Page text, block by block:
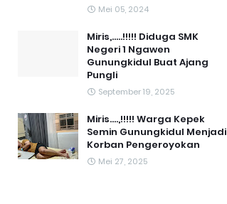
Mei 05, 2024
Miris,.....!!!!! Diduga SMK
Negeri 1 Ngawen
Gunungkidul Buat Ajang
Pungli
September 19, 2025
Miris....,!!!!! Warga Kepek
Semin Gunungkidul Menjadi
Korban Pengeroyokan
Mei 27, 2025